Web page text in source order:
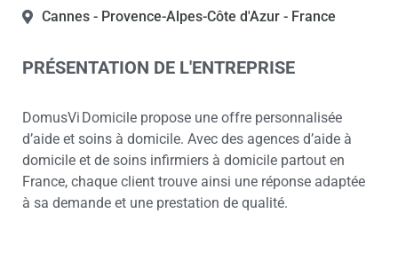
Cannes - Provence-Alpes-Côte d'Azur - France
PRÉSENTATION DE L'ENTREPRISE
DomusVi Domicile propose une offre personnalisée
d’aide et soins à domicile. Avec des agences d’aide à
domicile et de soins infirmiers à domicile partout en
France, chaque client trouve ainsi une réponse adaptée
à sa demande et une prestation de qualité.